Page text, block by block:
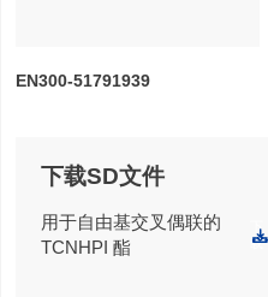
EN300-51791939
下载SD文件
用于自由基交叉偶联的
TCNHPI 酯
下
载